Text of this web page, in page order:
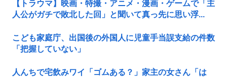
【トラウマ】映画・特撮・アニメ・漫画・ゲームで「主
人公がガチで敗北した回」と聞いて真っ先に思い浮...
こども家庭庁、出国後の外国人に児童手当誤支給の件数
「把握していない」
人んちで宅飲みワイ「ゴムある？」家主の女さん「は